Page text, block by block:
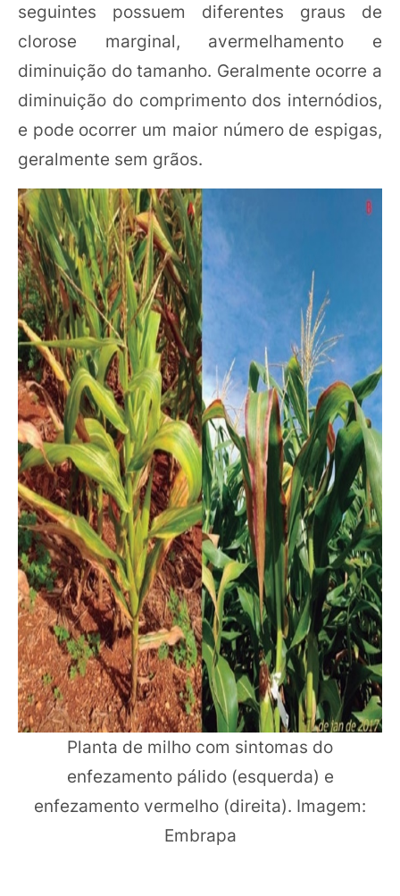
seguintes possuem diferentes graus de
clorose marginal, avermelhamento e
diminuição do tamanho. Geralmente ocorre a
diminuição do comprimento dos internódios,
e pode ocorrer um maior número de espigas,
geralmente sem grãos.
Planta de milho com sintomas do
enfezamento pálido (esquerda) e
enfezamento vermelho (direita). Imagem:
Embrapa